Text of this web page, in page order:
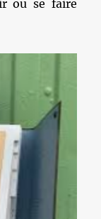
ou se faire